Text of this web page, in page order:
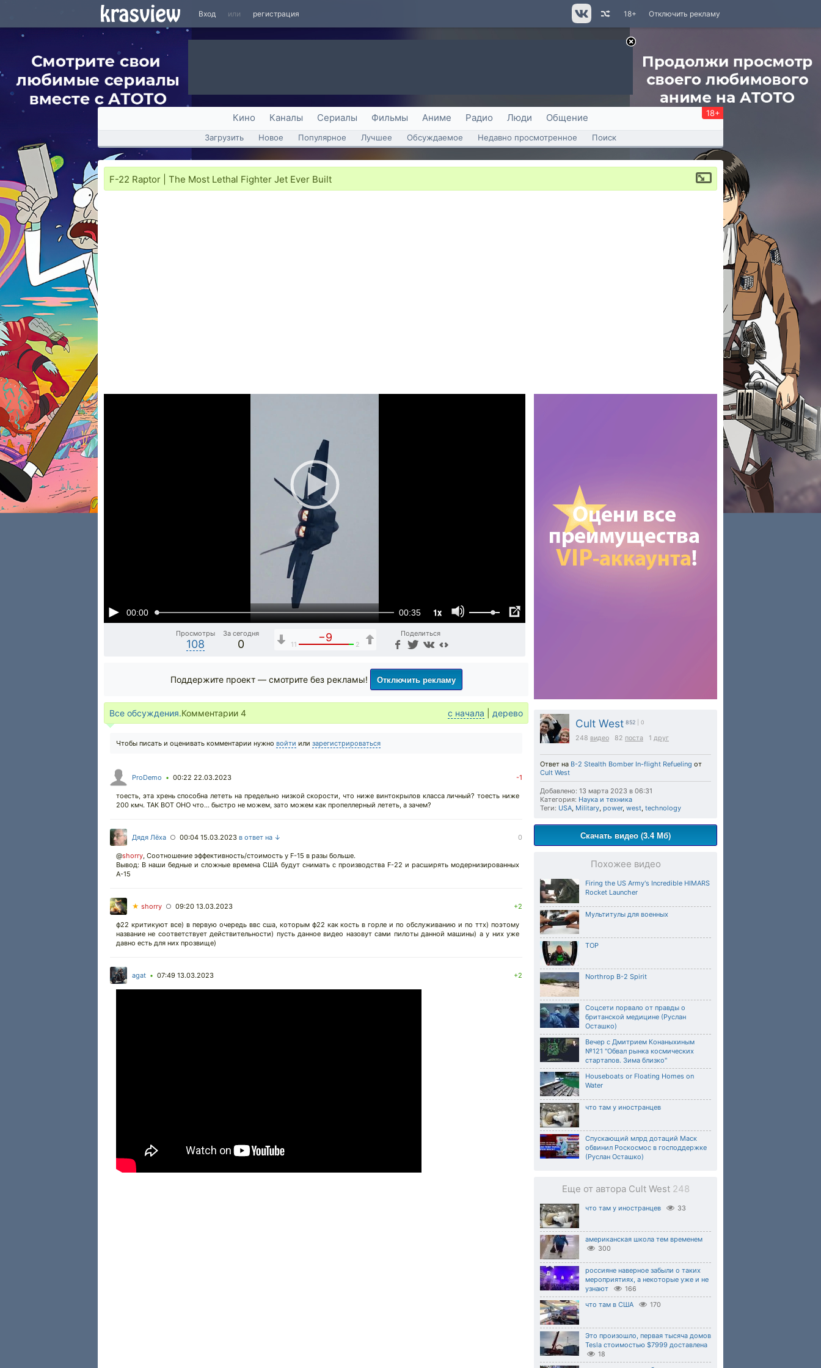
Вход или регистрация Отключить рекламу
18+
Кино Каналы Сериалы Фильмы Аниме Радио Люди Общение 18+
Загрузить Новое Популярное Лучшее Обсуждаемое Недавно просмотренное Поиск
F-22 Raptor | The Most Lethal Fighter Jet Ever Built
00:00 00:35 1x
Просмотры
108
За сегодня
0
−9
11 2
Поделиться
Cult West 852 | 0
248 видео 82 поста 1 друг
Ответ на B-2 Stealth Bomber In-flight Refueling от
Cult West
Добавлено: 13 марта 2023 в 06:31
Категория: Наука и техника
Теги: USA, Military, power, west, technology
Скачать видео (3.4 Мб)
Похожее видео
Firing the US Army's Incredible HIMARS
Rocket Launcher
Мультитулы для военных
TOP
Northrop B-2 Spirit
Соцсети порвало от правды о
британской медицине (Руслан
Осташко)
Вечер с Дмитрием Конаныхиным
№121 "Обвал рынка космических
стартапов. Зима близко"
Houseboats or Floating Homes on
Water
что там у иностранцев
Спускающий млрд дотаций Маск
обвинил Роскосмос в господдержке
(Руслан Осташко)
Еще от автора Cult West 248
что там у иностранцев 33
американская школа тем временем
300
россияне наверное забыли о таких
мероприятиях, а некоторые уже и не
узнают
166
что там в США 170
Это произошло, первая тысяча домов
Tesla стоимостью $7999 доставлена
18
Поддержите проект — смотрите без рекламы! Отключить рекламу
Все обсуждения.Комментарии 4 с начала дерево
Чтобы писать и оценивать комментарии нужно войти или зарегистрироваться
ProDemo • 00:22 22.03.2023 -1
тоесть, эта хрень способна лететь на предельно низкой скорости, что ниже винтокрылов класса личный? тоесть ниже
200 кмч. ТАК ВОТ ОНО что... быстро не можем, зато можем как пропеллерный лететь, а зачем?
Дядя Лёха ○ 00:04 15.03.2023 в ответ на ↓ 0
@shorry, Соотношение эффективность/стоимость у F-15 в разы больше.
Вывод: В наши бедные и сложные времена США будут снимать с производства F-22 и расширять модернизированных
А-15
★ shorry ○ 09:20 13.03.2023 +2
ф22 критикуют все) в первую очередь ввс сша, которым ф22 как кость в горле и по обслуживанию и по ттх) поэтому
название не соответствует действительности) пусть данное видео назовут сами пилоты данной машины) а у них уже
давно есть для них прозвище)
agat • 07:49 13.03.2023 +2